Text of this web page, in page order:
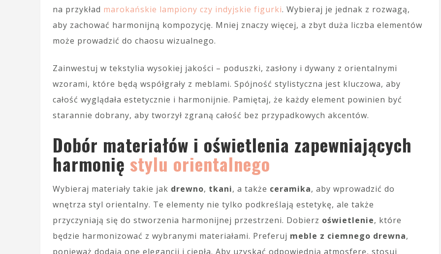
na przykład marokańskie lampiony czy indyjskie figurki. Wybieraj je jednak z rozwagą,
aby zachować harmonijną kompozycję. Mniej znaczy więcej, a zbyt duża liczba elementów
może prowadzić do chaosu wizualnego.
Zainwestuj w tekstylia wysokiej jakości – poduszki, zasłony i dywany z orientalnymi
wzorami, które będą współgrały z meblami. Spójność stylistyczna jest kluczowa, aby
całość wyglądała estetycznie i harmonijnie. Pamiętaj, że każdy element powinien być
starannie dobrany, aby tworzył zgraną całość bez przypadkowych akcentów.
Dobór materiałów i oświetlenia zapewniających
harmonię stylu orientalnego
Wybieraj materiały takie jak drewno, tkani, a także ceramika, aby wprowadzić do
wnętrza styl orientalny. Te elementy nie tylko podkreślają estetykę, ale także
przyczyniają się do stworzenia harmonijnej przestrzeni. Dobierz oświetlenie, które
będzie harmonizować z wybranymi materiałami. Preferuj meble z ciemnego drewna,
ponieważ dodają one elegancji i ciepła. Aby uzyskać odpowiednią atmosferę, stosuj